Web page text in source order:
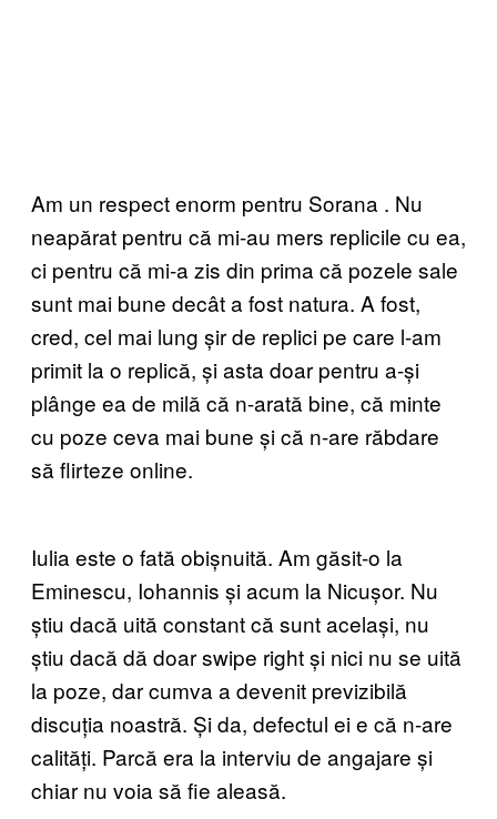
Am un respect enorm pentru Sorana . Nu
neapărat pentru că mi-au mers replicile cu ea,
ci pentru că mi-a zis din prima că pozele sale
sunt mai bune decât a fost natura. A fost,
cred, cel mai lung șir de replici pe care l-am
primit la o replică, și asta doar pentru a-și
plânge ea de milă că n-arată bine, că minte
cu poze ceva mai bune și că n-are răbdare
să flirteze online.
Iulia este o fată obișnuită. Am găsit-o la
Eminescu, Iohannis și acum la Nicușor. Nu
știu dacă uită constant că sunt același, nu
știu dacă dă doar swipe right și nici nu se uită
la poze, dar cumva a devenit previzibilă
discuția noastră. Și da, defectul ei e că n-are
calități. Parcă era la interviu de angajare și
chiar nu voia să fie aleasă.